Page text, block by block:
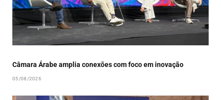
Câmara Árabe amplia conexões com foco em inovação
05/08/2026